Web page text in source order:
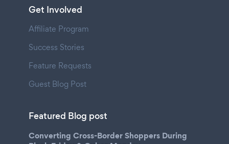
Get Involved
Affiliate Program
Success Stories
Feature Requests
Guest Blog Post
Featured Blog post
Converting Cross-Border Shoppers During